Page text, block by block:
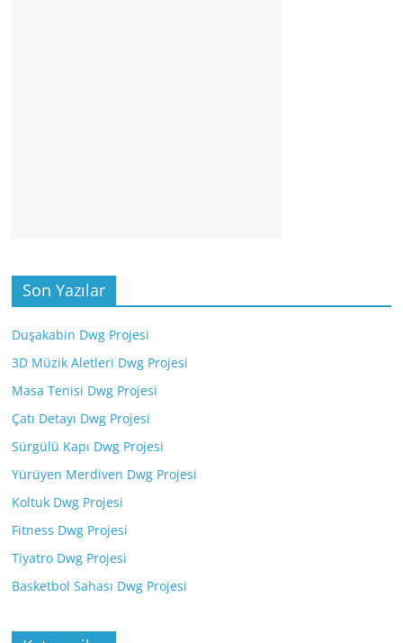
Son Yazılar
Duşakabin Dwg Projesi
3D Müzik Aletleri Dwg Projesi
Masa Tenisi Dwg Projesi
Çatı Detayı Dwg Projesi
Sürgülü Kapı Dwg Projesi
Yürüyen Merdiven Dwg Projesi
Koltuk Dwg Projesi
Fitness Dwg Projesi
Tiyatro Dwg Projesi
Basketbol Sahası Dwg Projesi